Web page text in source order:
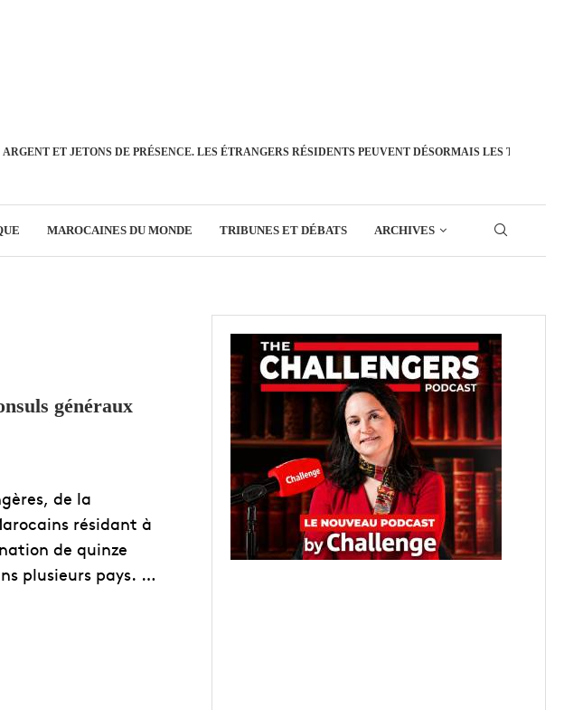
ARGENT ET JETONS DE PRÉSENCE. LES ÉTRANGERS RÉSIDENTS PEUVENT DÉSORMAIS LES
BUSINESS
MAROCAINES DU MONDE TRIBUNES ET DÉBATS ARCHIVES
généraux
de la
résidant à
de quinze
plusieurs pays. …